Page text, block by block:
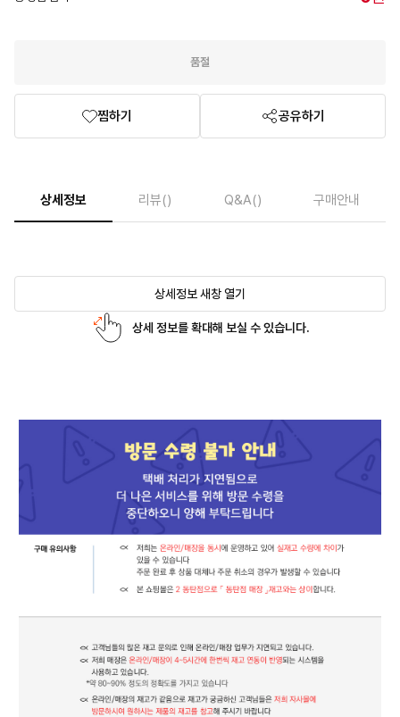
품절
찜하기 공유하기
상세정보 리뷰() Q&A() 구매안내
상세정보 새창 열기
상세 정보를 확대해 보실 수 있습니다.